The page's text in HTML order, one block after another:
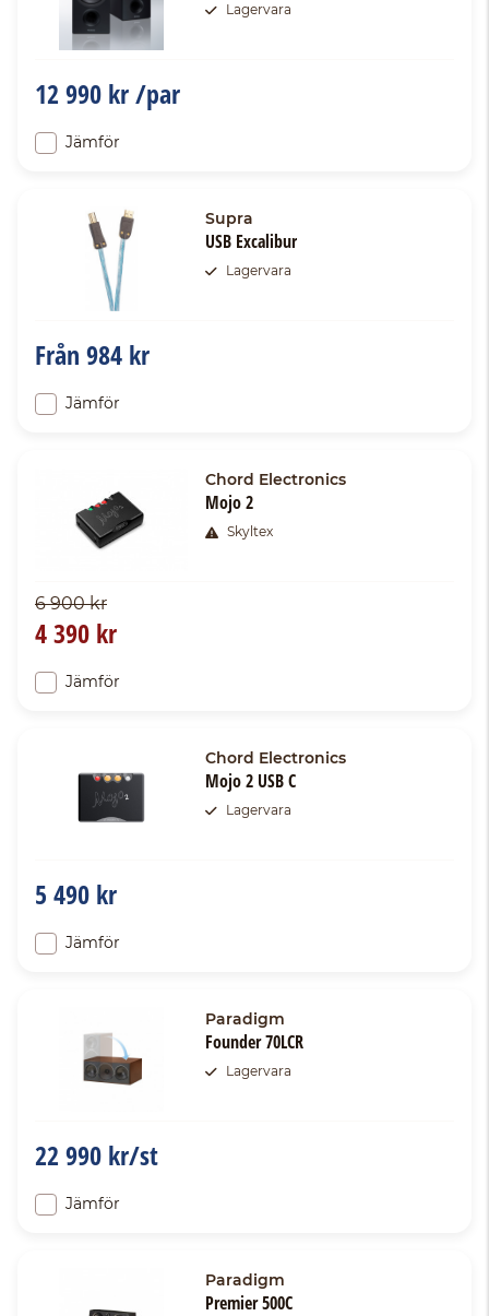
Lagervara
12 990 kr /par
Jämför
Supra
USB Excalibur
Lagervara
Från 984 kr
Jämför
Chord Electronics
Mojo 2
Skyltex
6 900 kr
4 390 kr
Jämför
Chord Electronics
Mojo 2 USB C
Lagervara
5 490 kr
Jämför
Paradigm
Founder 70LCR
Lagervara
22 990 kr/st
Jämför
Paradigm
Premier 500C